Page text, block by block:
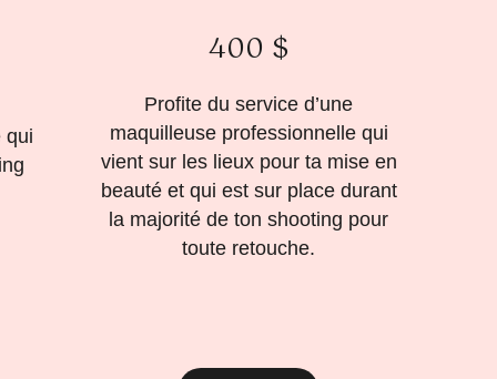
qui
400 $
Profite du service d’une
maquilleuse professionnelle qui
vient sur les lieux pour ta mise en
beauté et qui est sur place durant
la majorité de ton shooting pour
toute retouche.